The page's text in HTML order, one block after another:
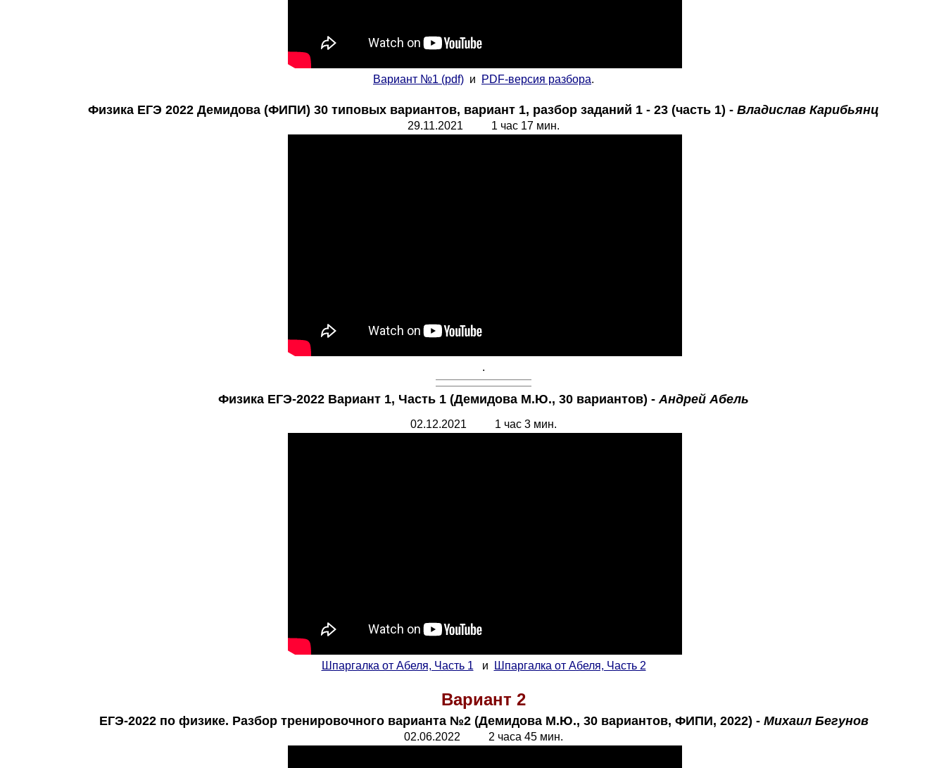
Вариант №1 (pdf) и PDF-версия разбора.
Физика ЕГЭ 2022 Демидова (ФИПИ) 30 типовых вариантов, вариант 1, разбор заданий 1 - 23 (часть 1) - Владислав Карибьянц
29.11.2021 1 час 17 мин.
.
Физика ЕГЭ-2022 Вариант 1, Часть 1 (Демидова М.Ю., 30 вариантов) -Андрей Абель
02.12.2021 1 час 3 мин.
Шпаргалка от Абеля, Часть 1 и Шпаргалка от Абеля, Часть 2
Вариант 2
ЕГЭ-2022 по физике. Разбор тренировочного варианта №2 (Демидова М.Ю., 30 вариантов, ФИПИ, 2022) - Михаил Бегунов
02.06.2022 2 часа 45 мин.